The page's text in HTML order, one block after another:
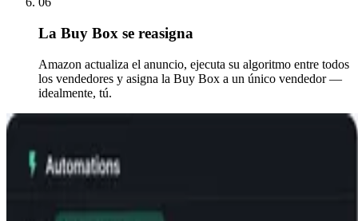
La Buy Box se reasigna
Amazon actualiza el anuncio, ejecuta su algoritmo entre todos
los vendedores y asigna la Buy Box a un único vendedor —
idealmente, tú.